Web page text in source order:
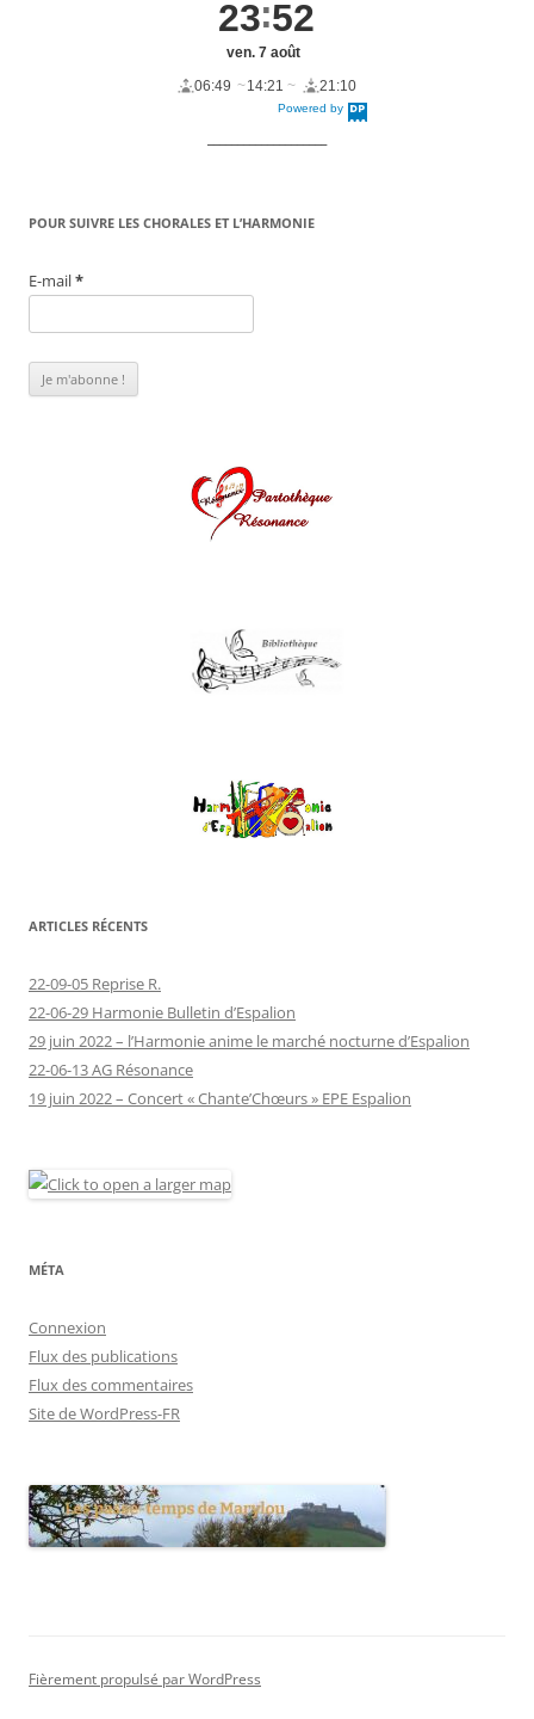
Powered by
23 52
ven. 7 août
06:49
14:21 21:10
POUR SUIVRE LES CHORALES ET L’HARMONIE
E-mail*
ARTICLES RÉCENTS
22-09-05 Reprise R.
22-06-29 Harmonie Bulletin d’Espalion
29 juin 2022 – l’Harmonie anime le marché nocturne d’Espalion
22-06-13 AG Résonance
19 juin 2022 – Concert « Chante’Chœurs » EPE Espalion
MÉTA
Connexion
Flux des publications
Flux des commentaires
Site de WordPress-FR
Fièrement propulsé par WordPress